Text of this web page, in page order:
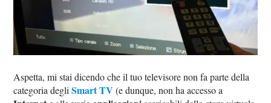
Aspetta, mi stai dicendo che il tuo televisore non fa parte della
categoria degliSmart TV(e dunque, non ha accesso a